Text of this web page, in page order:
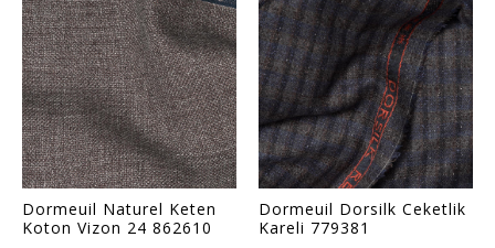
Dormeuil Naturel Keten
Koton Vizon 24 862610
Dormeuil Dorsilk Ceketlik
Kareli 779381